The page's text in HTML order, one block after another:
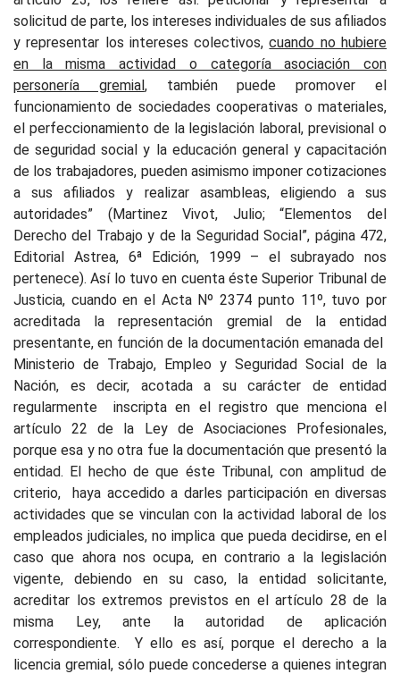
solicitud de parte, los intereses individuales de sus afiliados
y representar los intereses colectivos,cuando no hubiere
en la misma actividad o categoría asociación con
personería gremial, también puede promover el
funcionamiento de sociedades cooperativas o materiales,
el perfeccionamiento de la legislación laboral, previsional o
de seguridad social y la educación general y capacitación
de los trabajadores, pueden asimismo imponer cotizaciones
a sus afiliados y realizar asambleas, eligiendo a sus
autoridades” (Martinez Vivot, Julio; “Elementos del
Derecho del Trabajo y de la Seguridad Social”, página 472,
Editorial Astrea, 6ª Edición, 1999 – el subrayado nos
pertenece). Así lo tuvo en cuenta éste Superior Tribunal de
Justicia, cuando en el Acta Nº 2374 punto 11º, tuvo por
acreditada la representación gremial de la entidad
presentante, en función de la documentación emanada del
Ministerio de Trabajo, Empleo y Seguridad Social de la
Nación, es decir, acotada a su carácter de entidad
regularmente
inscripta en el registro que menciona el
artículo 22 de la Ley de Asociaciones Profesionales,
porque esa y no otra fue la documentación que presentó la
entidad. El hecho de que éste Tribunal, con amplitud de
criterio,
haya accedido a darles participación en diversas
actividades que se vinculan con la actividad laboral de los
empleados judiciales, no implica que pueda decidirse, en el
caso que ahora nos ocupa, en contrario a la legislación
vigente, debiendo en su caso, la entidad solicitante,
acreditar los extremos previstos en el artículo 28 de la
misma Ley, ante la autoridad de aplicación
correspondiente.
Y ello es así, porque el derecho a la
licencia gremial, sólo puede concederse a quienes integran